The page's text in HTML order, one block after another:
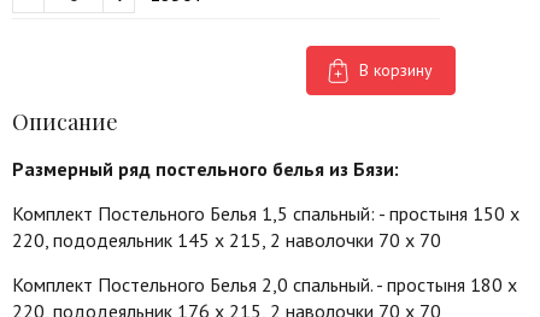
В корзину
Описание
Размерный ряд постельного белья из Бязи:
Комплект Постельного Белья 1,5 спальный: - простыня 150 х
220, пододеяльник 145 х 215, 2 наволочки 70 х 70
Комплект Постельного Белья 2,0 спальный. - простыня 180 х
220, пододеяльник 176 х 215, 2 наволочки 70 х 70